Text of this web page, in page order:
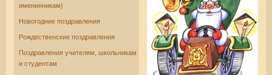
именинникам)
Новогодние поздравления
Рождественские поздравления
Поздравления учителям, школьникам
и студентам